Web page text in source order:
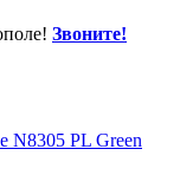
Звоните!
N8305 PL Green